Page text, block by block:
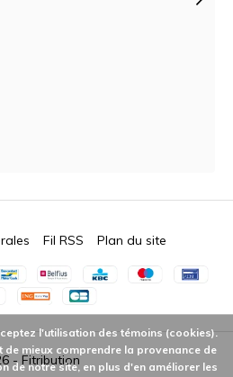
- Fitribution
Fil RSS Plan du site
l'utilisation des témoins (cookies).
de mieux comprendre la provenance de
de notre site, en plus d'en améliorer les